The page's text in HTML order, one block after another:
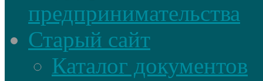
предпринимательства
Старый сайт
Каталог документов